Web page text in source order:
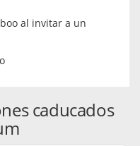
al invitar a un
caducados